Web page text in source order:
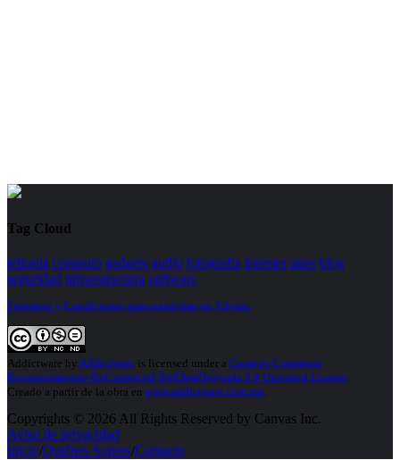
Tag Cloud
telfonia computo gadgets audio fotografia internet apps blog
seguridad infraestructura software
Términos y Condiciones para participar en Trivias.
Addictware by Addictware is licensed under a Creative Commons
Reconocimiento-NoComercial-SinObraDerivada 3.0 Unported License.
Creado a partir de la obra en www.addictware.com.mx.
Copyrights © 2026 All Rights Reserved by Canvas Inc.
Aviso de privacidad
Inicio/Quiénes Somos/Contacto